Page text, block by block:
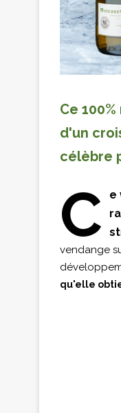
Ce
d'un
célèbre
C
e
vendange
qu'elle